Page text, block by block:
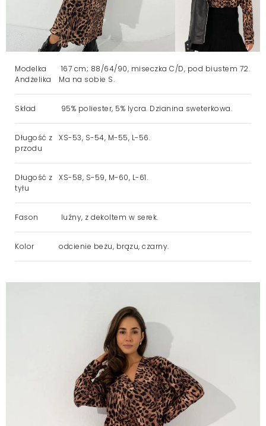
Modelka
Andżelika
167 cm; 88/64/90, miseczka C/D, pod biustem 72.
Ma na sobie S.
Skład 95% poliester, 5% lycra. Dzianina sweterkowa.
Długość z
przodu
XS-53, S-54, M-55, L-56.
Długość z
tyłu
XS-58, S-59, M-60, L-61.
Fason luźny, z dekoltem w serek.
Kolor odcienie beżu, brązu, czarny.